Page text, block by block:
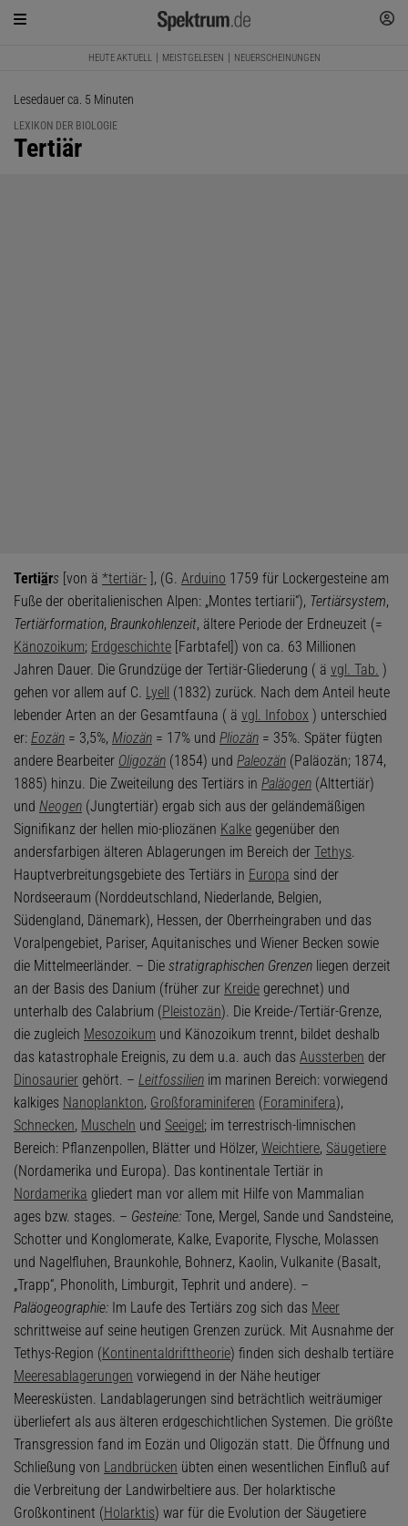
HEUTE AKTUELL MEISTGELESEN NEUERSCHEINUNGEN
Lesedauer ca. 5 Minuten
LEXIKON DER BIOLOGIE
:
Tertiär
Tertiärs [von ä *tertiär- ], (G. Arduino 1759 für Lockergesteine am
Fuße der oberitalienischen Alpen: „Montes tertiarii“), Tertiärsystem,
Tertiärformation, Braunkohlenzeit, ältere Periode der Erdneuzeit (=
Känozoikum; Erdgeschichte [Farbtafel]) von ca. 63 Millionen
Jahren Dauer. Die Grundzüge der Tertiär-Gliederung ( ä vgl. Tab. )
gehen vor allem auf C. Lyell (1832) zurück. Nach dem Anteil heute
lebender Arten an der Gesamtfauna ( ä vgl. Infobox ) unterschied
er: Eozän = 3,5%, Miozän = 17% und Pliozän = 35%. Später fügten
andere Bearbeiter Oligozän (1854) und Paleozän (Paläozän; 1874,
1885) hinzu. Die Zweiteilung des Tertiärs in Paläogen (Alttertiär)
und Neogen (Jungtertiär) ergab sich aus der geländemäßigen
Signifikanz der hellen mio-pliozänen Kalke gegenüber den
andersfarbigen älteren Ablagerungen im Bereich der Tethys.
Hauptverbreitungsgebiete des Tertiärs in Europa sind der
Nordseeraum (Norddeutschland, Niederlande, Belgien,
Südengland, Dänemark), Hessen, der Oberrheingraben und das
Voralpengebiet, Pariser, Aquitanisches und Wiener Becken sowie
die Mittelmeerländer. – Die stratigraphischen Grenzen liegen derzeit
an der Basis des Danium (früher zur Kreide gerechnet) und
unterhalb des Calabrium (Pleistozän). Die Kreide-/Tertiär-Grenze,
die zugleich Mesozoikum und Känozoikum trennt, bildet deshalb
das katastrophale Ereignis, zu dem u.a. auch das Aussterben der
Dinosaurier gehört. – Leitfossilien im marinen Bereich: vorwiegend
kalkiges Nanoplankton, Großforaminiferen (Foraminifera),
Schnecken, Muscheln und Seeigel; im terrestrisch-limnischen
Bereich: Pflanzenpollen, Blätter und Hölzer, Weichtiere, Säugetiere
(Nordamerika und Europa). Das kontinentale Tertiär in
Nordamerika gliedert man vor allem mit Hilfe von Mammalian
ages bzw. stages. – Gesteine: Tone, Mergel, Sande und Sandsteine,
Schotter und Konglomerate, Kalke, Evaporite, Flysche, Molassen
und Nagelfluhen, Braunkohle, Bohnerz, Kaolin, Vulkanite (Basalt,
„Trapp“, Phonolith, Limburgit, Tephrit und andere). –
Paläogeographie: Im Laufe des Tertiärs zog sich das Meer
schrittweise auf seine heutigen Grenzen zurück. Mit Ausnahme der
Tethys-Region (Kontinentaldrifttheorie) finden sich deshalb tertiäre
Meeresablagerungen vorwiegend in der Nähe heutiger
Meeresküsten. Landablagerungen sind beträchtlich weiträumiger
überliefert als aus älteren erdgeschichtlichen Systemen. Die größte
Transgression fand im Eozän und Oligozän statt. Die Öffnung und
Schließung von Landbrücken übten einen wesentlichen Einfluß auf
die Verbreitung der Landwirbeltiere aus. Der holarktische
Großkontinent (Holarktis) war für die Evolution der Säugetiere